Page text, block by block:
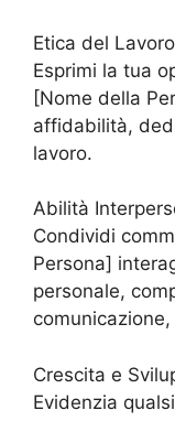
Etica del
Esprimi la tua
[Nome della
affidabilità,
lavoro.
Abilità
Condividi
Persona]
personale,
Crescita e
Evidenzia